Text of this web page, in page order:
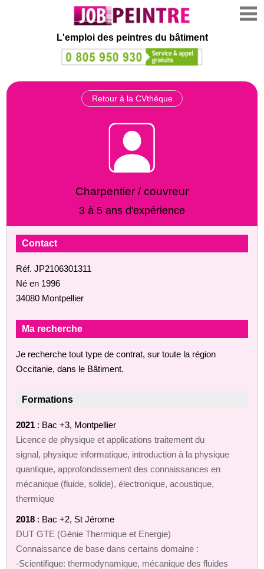
L'emploi des peintres du bâtiment
Retour à la CVthèque
Charpentier / couvreur
3 à 5 ans d'expérience
Contact
Réf. JP2106301311
Né en 1996
34080 Montpellier
Ma recherche
Je recherche tout type de contrat, sur toute la région
Occitanie, dans le Bâtiment.
Formations
2021 : Bac +3, Montpellier
Licence de physique et applications traitement du
signal, physique informatique, introduction à la physique
quantique, approfondissement des connaissances en
mécanique (fluide, solide), électronique, acoustique,
thermique
2018 : Bac +2, St Jérome
DUT GTE (Génie Thermique et Energie)
Connaissance de base dans certains domaine :
-Scientifique: thermodynamique, mécanique des fluides